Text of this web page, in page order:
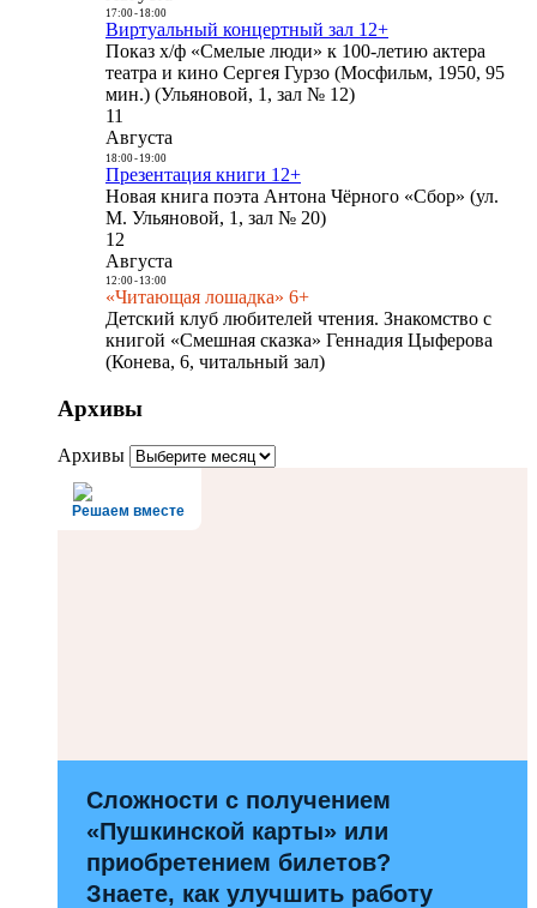
17:00- 18:00
Виртуальный концертный зал 12+
Показ х/ф «Смелые люди» к 100-летию актера
театра и кино Сергея Гурзо (Мосфильм, 1950, 95
мин.) (Ульяновой, 1, зал № 12)
11
Августа
18:00- 19:00
Презентация книги 12+
Новая книга поэта Антона Чёрного «Сбор» (ул.
М. Ульяновой, 1, зал № 20)
12
Августа
12:00- 13:00
«Читающая лошадка» 6+
Детский клуб любителей чтения. Знакомство с
книгой «Смешная сказка» Геннадия Цыферова
(Конева, 6, читальный зал)
Архивы
Архивы
Решаем вместе
Сложности с получением
«Пушкинской карты» или
приобретением билетов?
Знаете, как улучшить работу